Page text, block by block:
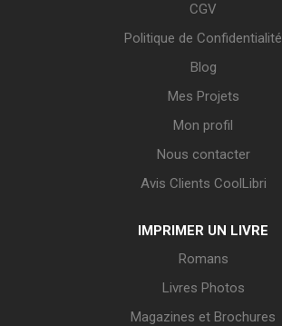
CGV
Politique de Confidentialité
Blog
Mes Projets
Mon profil
Nous contacter
Avis Clients CoolLibri
IMPRIMER UN LIVRE
Romans
Livres Photos
Magazines et Brochures